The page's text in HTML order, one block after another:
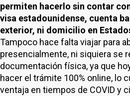
permiten hacerlo sin contar
visa estadounidense, cuenta
exterior, ni domicilio en
Tampoco hace falta viajar para
presencialmente, ni siquiera se
documentación física, ya que
hacer el trámite 100% online, lo
ventaja en tiempos de COVID y